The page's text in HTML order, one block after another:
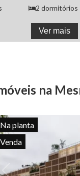
2 dormitórios
Ver mais
na
Na planta
Venda